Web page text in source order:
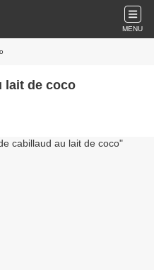
MENU
lait de coco